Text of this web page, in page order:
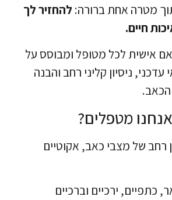
מטרה אחת ברורה: להחזיר לך
חיים.
אישית לכל מטופל ומבוסס על
עדכני, ניסיון קליני רחב והבנה
הכאב.
מטפלים?
רחב של מצבי כאב, אקוטיים
כתפיים, ירכיים וברכיים